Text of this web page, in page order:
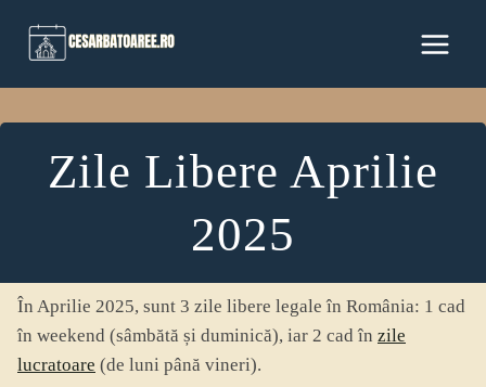
Zile Libere Aprilie
2025
În Aprilie 2025, sunt 3 zile libere legale în România: 1 cad
în weekend (sâmbătă și duminică), iar 2 cad în zile
lucratoare (de luni până vineri).